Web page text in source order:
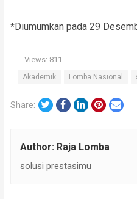
*Diumumkan pada 29
Views: 811
Akademik Lomba Nasional
Share: TwitterFacebook
LinkedIn
Pinterest
Author: Raja Lomba
solusi prestasimu